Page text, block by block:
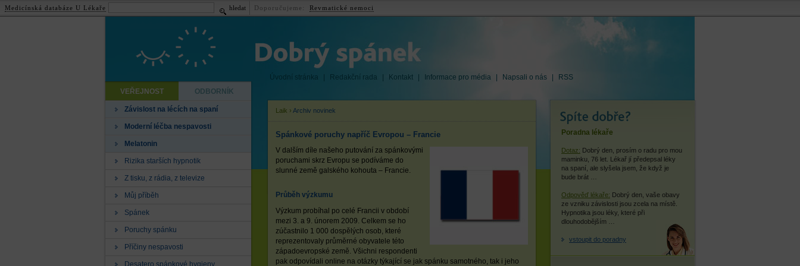
Úvodní stránka Redakční rada Kontakt Informace pro média Napsali o nás
RSS
VEŘEJNOST
ODBORNÍK
Závislost na lécích na spaní
Moderní léčba nespavosti
Melatonin
Rizika starších hypnotik
Z tisku, z rádia, z televize
Můj příběh
Spánek
Poruchy spánku
Příčiny nespavosti
Desatero spánkové hygieny
Laik › Archiv novinek
Spánkové poruchy napříč Evropou – Francie
V dalším díle našeho putování za spánkovými
poruchami skrz Evropu se podíváme do
slunné země galského kohouta – Francie.
Průběh výzkumu
Výzkum probíhal po celé Francii v období
mezi 3. a 9. únorem 2009. Celkem se ho
zúčastnilo 1 000 dospělých osob, které
reprezentovaly průměrné obyvatele této
západoevropské země. Všichni respondenti
pak odpovídali online na otázky týkající se jak spánku samotného, tak i jeho
Poradna lékaře
Dotaz: Dobrý den, prosím o radu pro mou
maminku, 76 let. Lékař jí předepsal léky
na spaní, ale slyšela jsem, že když je
bude brát …
Odpověď lékaře: Dobrý den, vaše obavy
ze vzniku závislosti jsou zcela na místě.
Hypnotika jsou léky, které při
dlouhodobějším …
vstoupit do poradny
Medicínská databáze U Lékaře hledat Doporučujeme: Revmatické nemoci